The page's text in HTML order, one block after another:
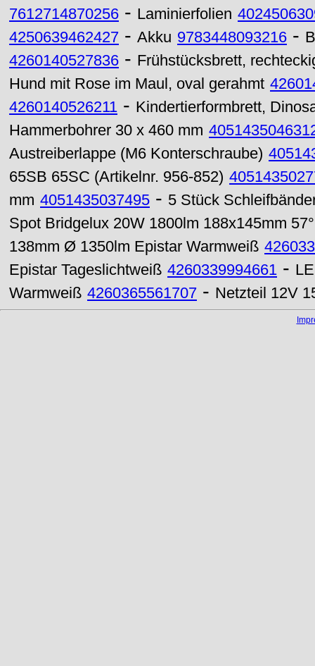
7612714870256 - Laminierfolien
4250639462427 - Akku 9783448093216 -
4260140527836 - Frühstücksbrett,
Hund mit Rose im Maul, oval gerahmt
4260140526211 - Kindertierformbrett,
Hammerbohrer 30 x 460 mm
Austreiberlappe (M6 Konterschraube)
65SB 65SC (Artikelnr. 956-852)
mm 4051435037495 - 5 Stück
Spot Bridgelux 20W 1800lm 188x145mm
138mm Ø 1350lm Epistar Warmweiß
Epistar Tageslichtweiß 4260339994661 -
Warmweiß 4260365561707 - Netzteil 12V